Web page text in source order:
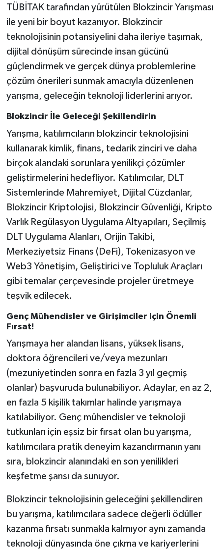
TÜBİTAK tarafından yürütülen Blokzincir Yarışması
ile yeni bir boyut kazanıyor. Blokzincir
teknolojisinin potansiyelini daha ileriye taşımak,
dijital dönüşüm sürecinde insan gücünü
güçlendirmek ve gerçek dünya problemlerine
çözüm önerileri sunmak amacıyla düzenlenen
yarışma, geleceğin teknoloji liderlerini arıyor.
Blokzincir İle Geleceği Şekillendirin
Yarışma, katılımcıların blokzincir teknolojisini
kullanarak kimlik, finans, tedarik zinciri ve daha
birçok alandaki sorunlara yenilikçi çözümler
geliştirmelerini hedefliyor. Katılımcılar, DLT
Sistemlerinde Mahremiyet, Dijital Cüzdanlar,
Blokzincir Kriptolojisi, Blokzincir Güvenliği, Kripto
Varlık Regülasyon Uygulama Altyapıları, Seçilmiş
DLT Uygulama Alanları, Orijin Takibi,
Merkeziyetsiz Finans (DeFi), Tokenizasyon ve
Web3 Yönetişim, Geliştirici ve Topluluk Araçları
gibi temalar çerçevesinde projeler üretmeye
teşvik edilecek.
Genç Mühendisler ve Girişimciler için Önemli
Fırsat!
Yarışmaya her alandan lisans, yüksek lisans,
doktora öğrencileri ve/veya mezunları
(mezuniyetinden sonra en fazla 3 yıl geçmiş
olanlar) başvuruda bulunabiliyor. Adaylar, en az 2,
en fazla 5 kişilik takımlar halinde yarışmaya
katılabiliyor. Genç mühendisler ve teknoloji
tutkunları için eşsiz bir fırsat olan bu yarışma,
katılımcılara pratik deneyim kazandırmanın yanı
sıra, blokzincir alanındaki en son yenilikleri
keşfetme şansı da sunuyor.
Blokzincir teknolojisinin geleceğini şekillendiren
bu yarışma, katılımcılara sadece değerli ödüller
kazanma fırsatı sunmakla kalmıyor aynı zamanda
teknoloji dünyasında öne çıkma ve kariyerlerini